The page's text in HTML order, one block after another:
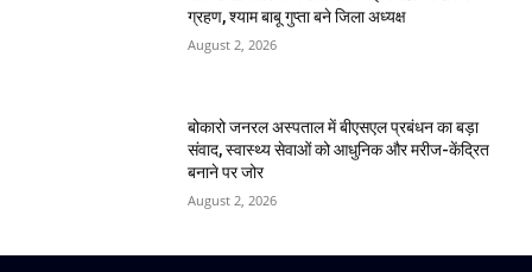
ग्रहण, श्याम बाबू गुप्ता बने जिला अध्यक्ष
August 2, 2026
बोकारो जनरल अस्पताल में बीएसएल प्रबंधन का बड़ा
संवाद, स्वास्थ्य सेवाओं को आधुनिक और मरीज-केंद्रित
बनाने पर जोर
August 2, 2026